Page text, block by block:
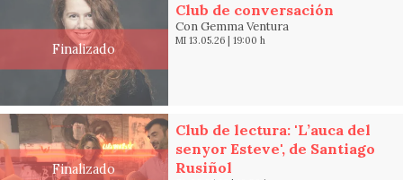
Finalizado
Club de conversación
Con Gemma Ventura
MI 13.05.26| 19:00 h
Finalizado
Club de lectura: 'L’auca del
senyor Esteve', de Santiago
Rusiñol